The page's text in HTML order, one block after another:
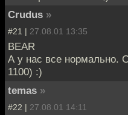
Crudus »
#21 | 27.08.01 13:35
BEAR
А у нас все нормально.
1100) :)
temas »
#22 | 27.08.01 14:11